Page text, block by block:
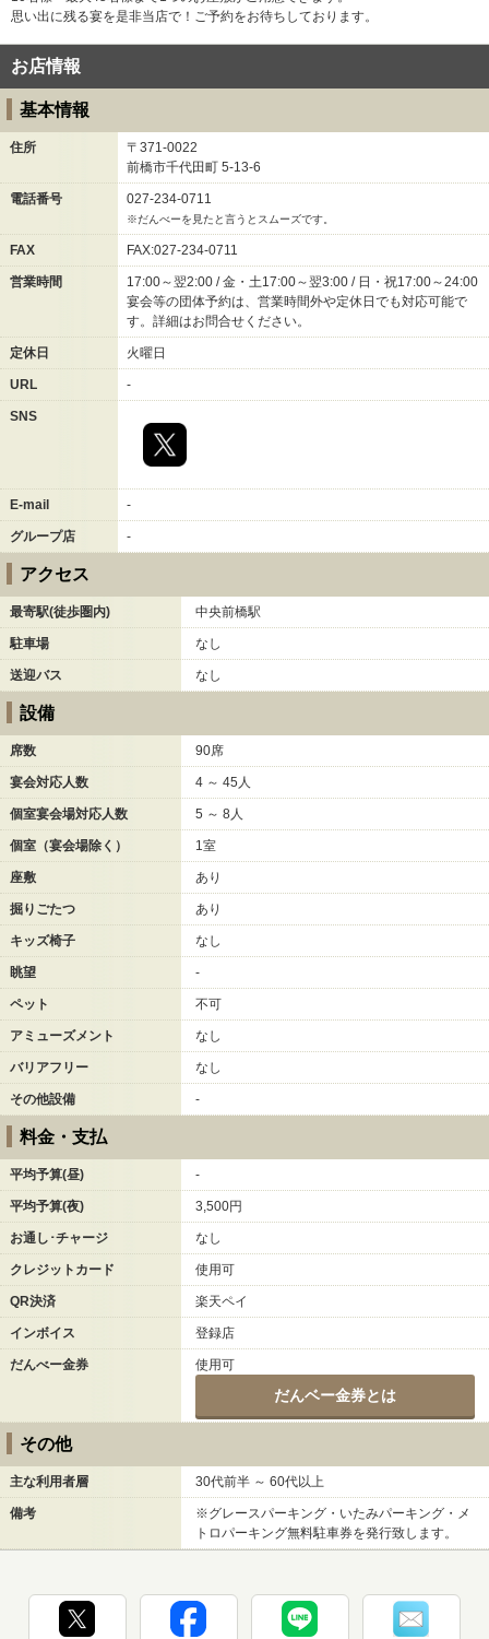
思い出に残る宴を是非当店で！ご予約をお待ちしております。
お店情報
基本情報
住所
〒371-0022
前橋市千代田町 5-13-6
電話番号 027-234-0711
※だんべーを見たと言うとスムーズです。
FAX FAX:027-234-0711
営業時間
17:00～翌2:00 / 金・土17:00～翌3:00 / 日・祝17:00～24:00
宴会等の団体予約は、営業時間外や定休日でも対応可能で
す。詳細はお問合せください。
定休日 火曜日
URL -
SNS
E-mail -
グループ店 -
アクセス
最寄駅(徒歩圏内) 中央前橋駅
駐車場 なし
送迎バス なし
設備
席数 90席
宴会対応人数 4 ～ 45人
個室宴会場対応人数 5 ～ 8人
個室（宴会場除く） 1室
座敷 あり
掘りごたつ あり
キッズ椅子 なし
眺望 -
ペット 不可
アミューズメント なし
バリアフリー なし
その他設備 -
料金・支払
平均予算(昼) -
平均予算(夜) 3,500円
お通し･チャージ なし
クレジットカード 使用可
QR決済 楽天ペイ
インボイス 登録店
だんべー金券 使用可
だんベー金券とは
その他
主な利用者層 30代前半 ～ 60代以上
備考
※グレースパーキング・いたみパーキング・メ
トロパーキング無料駐車券を発行致します。